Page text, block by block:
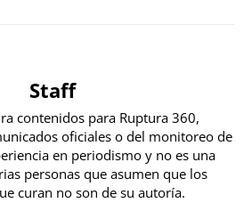
Staff
contenidos para Ruptura 360,
oficiales o del monitoreo de
en periodismo y no es una
personas que asumen que los
curan no son de su autoría.